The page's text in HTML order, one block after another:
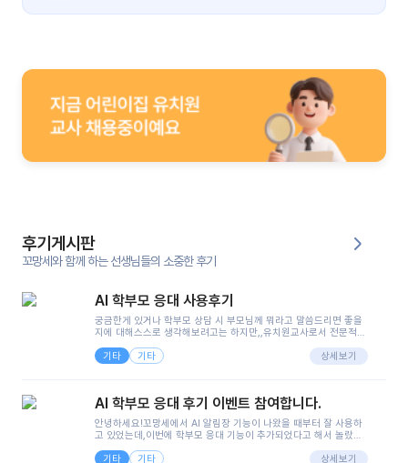
후기게시판
꼬망세와 함께 하는 선생님들의 소중한 후기
AI 학부모 응대 사용후기
궁금한게 있거나 학부모 상담 시 부모님께 뭐라고 말씀드리면 좋을
지에 대해스스로 생각해보려고는 하지만,,유치원교사로서 전문적인
려니 어려울때가...^^(저만 그런거 아니죠 ㅜㅜ)꼬망봇의 장점은 지
피티나 제미나이는 몇세이고 여자인지 남자인지 등그래도 좀 기본
정보를 제공하면서 물어봐야할 때가 있어그때마다 정보를 입력하는
으셔서 고민이 됐는데ai 학부모 응대를 써볼 수 있어서 좋았어요!앞
면..)그리고 제가 신입 때 이게 있었더라면 ㅜㅜㅜㅜ?응대 팁이 정말
좋은거 같아요지금은 그래도 아이들이 잘 이해 되지만초임 때는 정
말 어려워서 항상다른 선생님들께 도움을 요청했었거든요..ㅠ*일지
기타 기타 상세보기
AI 학부모 응대 후기 이벤트 참여합니다.
안녕하세요!꼬망세에서 AI 알림장 기능이 나왔을 때부터 잘 사용하
고 있었는데,이번에 학부모 응대 기능이 추가되었다고 해서 놀랐습
님 응대에 더 많은 부담을 느끼고 있습니다 ㅠㅠ이번에 제가 원에서
기타 기타 상세보기